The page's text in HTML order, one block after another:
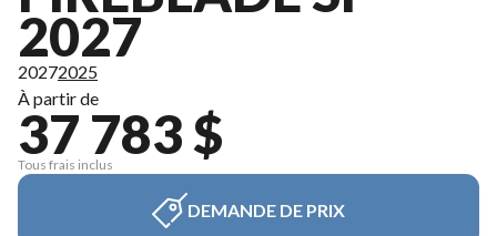
2027
20272025
À partir de
37 783 $
Tous frais inclus
DEMANDE DE PRIX